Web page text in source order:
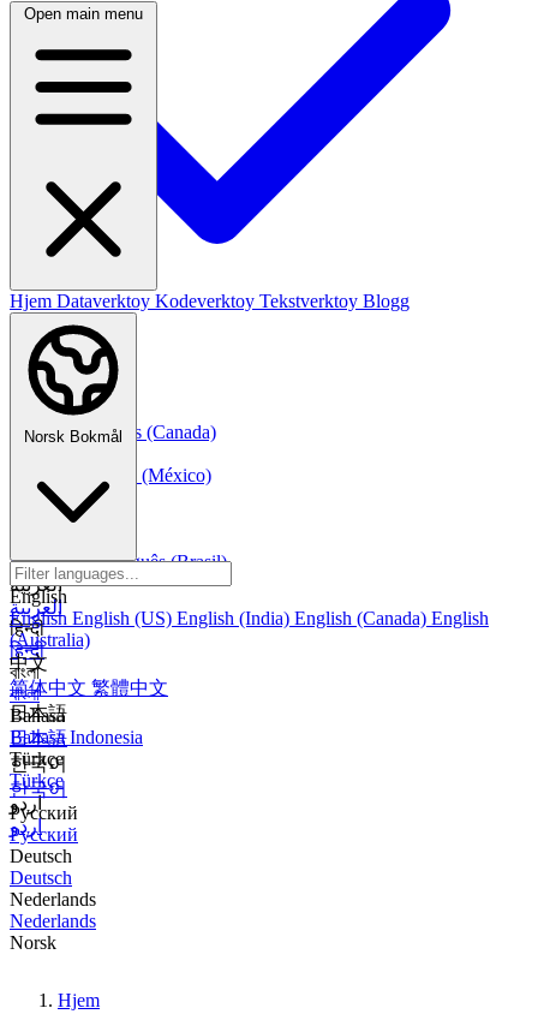
Norsk Bokmål
Français
FrançaisFrançais (Canada)
Español (México)
Italiano
Italiano
PortuguêsPortuguês (Brasil)
العربية
العربية
हिन्दी
हिन्दी
বাংলা
বাংলা
Bahasa
Bahasa Indonesia
Türkçe
Türkçe
اردو
اردو
Open main menu
Hjem Dataverktoy Kodeverktoy Tekstverktoy Blogg
Norsk Bokmål
English
English English (US) English (India) English (Canada) English
(Australia)
中文
简体中文 繁體中文
日本語
日本語
한국어
한국어
Русский
Русский
Deutsch
Deutsch
Nederlands
Nederlands
Norsk
Hjem